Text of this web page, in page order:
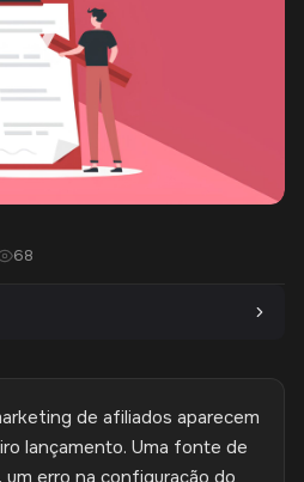
68
de afiliados aparecem
lançamento. Uma fonte de
erro na configuração do